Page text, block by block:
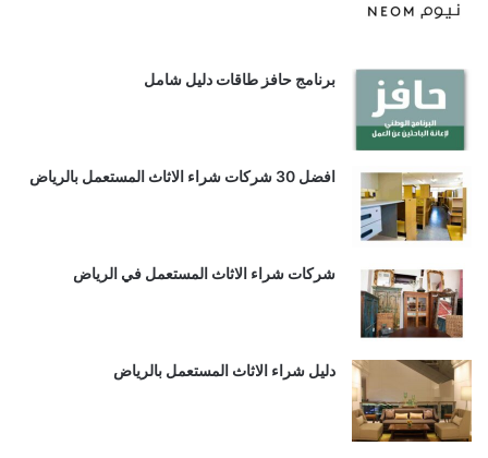
برنامج حافز طاقات دليل شامل
افضل 30 شركات شراء الاثاث المستعمل بالرياض
شركات شراء الاثاث المستعمل في الرياض
دليل شراء الاثاث المستعمل بالرياض